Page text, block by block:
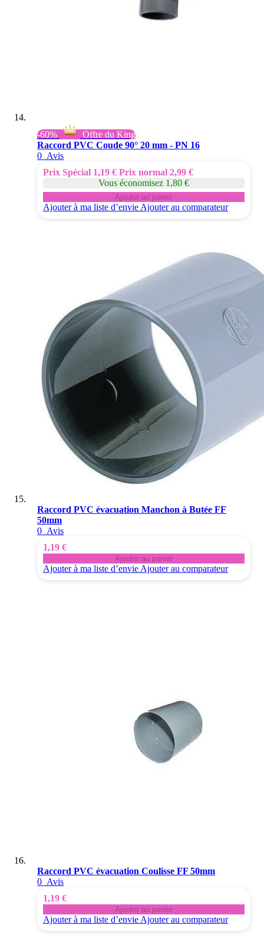
-60%
Offre du King
Raccord PVC Coude 90° 20 mm - PN 16
0 Avis
Prix Spécial 1,19 € Prix normal 2,99 €
Vous économisez 1,80 €
Ajouter au panier
Ajouter à ma liste d’envie Ajouter au comparateur
Raccord PVC évacuation Manchon à Butée FF
50mm
0 Avis
1,19 €
Ajouter au panier
Ajouter à ma liste d’envie Ajouter au comparateur
Raccord PVC évacuation Coulisse FF 50mm
0 Avis
1,19 €
Ajouter au panier
Ajouter à ma liste d’envie Ajouter au comparateur